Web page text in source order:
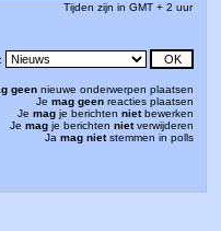
Tijden zijn in GMT + 2 uur
geen nieuwe onderwerpen plaatsen
Je mag geen reacties plaatsen
Je mag je berichten nietbewerken
Je mag je berichten nietverwijderen
Ja mag nietstemmen in polls